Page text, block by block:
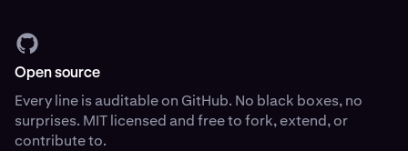
Open source
Every line is auditable on GitHub. No black boxes, no
surprises. MIT licensed and free to fork, extend, or
contribute to.